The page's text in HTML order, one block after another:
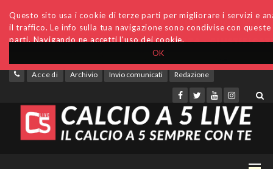
OK
Questo sito usa i cookie di terze parti per migliorare i servizi e
il traffico. Le info sulla tua navigazione sono condivise con
parti. Navigando ne accetti l'uso dei cookie.
Accedi Archivio Invio comunicati Redazione